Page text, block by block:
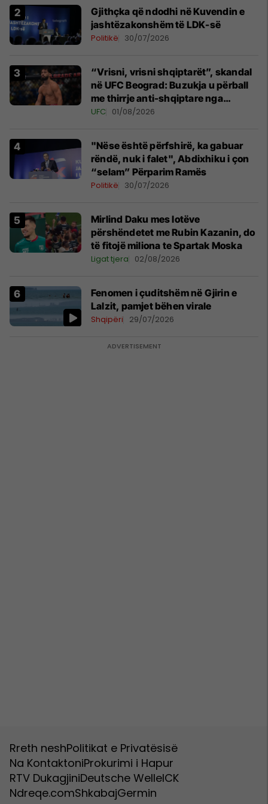
Gjithçka që ndodhi në Kuvendin e
jashtëzakonshëm të LDK-së
Politikë 30/07/2026
“Vrisni, vrisni shqiptarët”, skandal
në UFC Beograd: Buzukja u përball
me thirrje anti-shqiptare nga
tribunat
UFC 01/08/2026
"Nëse është përfshirë, ka gabuar
rëndë, nuk i falet", Abdixhiku i çon
“selam” Përparim Ramës
Politikë 30/07/2026
Mirlind Daku mes lotëve
përshëndetet me Rubin Kazanin, do
të fitojë miliona te Spartak Moska
Ligat tjera 02/08/2026
Fenomen i çuditshëm në Gjirin e
Lalzit, pamjet bëhen virale
Shqipëri 29/07/2026
Rreth neshPolitikat e Privatësisë
Na KontaktoniProkurimi i Hapur
RTV DukagjiniDeutsche WelleICK
Ndreqe.comShkabajGermin